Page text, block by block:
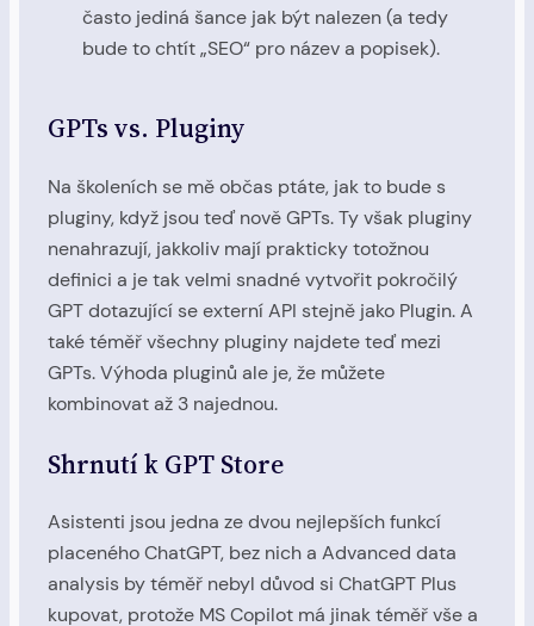
často jediná šance jak být nalezen (a tedy
bude to chtít „SEO“ pro název a popisek).
GPTs vs. Pluginy
Na školeních se mě občas ptáte, jak to bude s
pluginy, když jsou teď nově GPTs. Ty však pluginy
nenahrazují, jakkoliv mají prakticky totožnou
definici a je tak velmi snadné vytvořit pokročilý
GPT dotazující se externí API stejně jako Plugin. A
také téměř všechny pluginy najdete teď mezi
GPTs. Výhoda pluginů ale je, že můžete
kombinovat až 3 najednou.
Shrnutí k GPT Store
Asistenti jsou jedna ze dvou nejlepších funkcí
placeného ChatGPT, bez nich a Advanced data
analysis by téměř nebyl důvod si ChatGPT Plus
kupovat, protože MS Copilot má jinak téměř vše a